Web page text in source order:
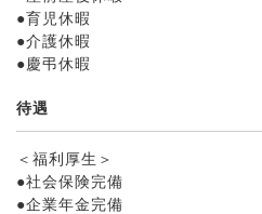
●育児休暇
●介護休暇
●慶弔休暇
待遇
＜福利厚生＞
●社会保険完備
●企業年金完備